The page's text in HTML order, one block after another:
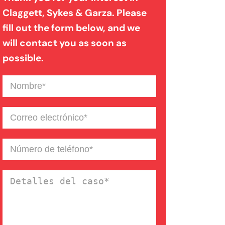
Mordedura de perro
Noticias de la Firma
Un blog de derecho de
Connecticut
Claggett, Sykes & Garza. Please
fill out the form below, and we
will contact you as soon as
possible.
Nombre(Required)
Correo
electrónico(Required)
Número
de
teléfono(Required)
Detalles